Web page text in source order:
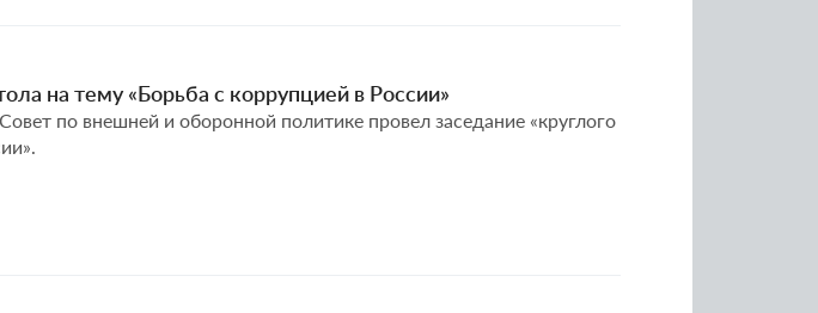
на тему «Борьба с коррупцией в России»
по внешней и оборонной политике провел заседание «круглого